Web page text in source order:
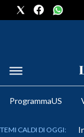
METEO
ProgrammaUS
TEMI CALDI DI OGGI: